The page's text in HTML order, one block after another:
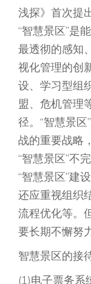
浅探》首次提
“智慧景区”是
最透彻的感知
视化管理的创
设、学习型组
盟、危机管理
径。“智慧景区
战的重要战略
“智慧景区”不
“智慧景区”建
还应重视组织
流程优化等。
要长期不懈努力
智慧景区的接
(1)电子票务系